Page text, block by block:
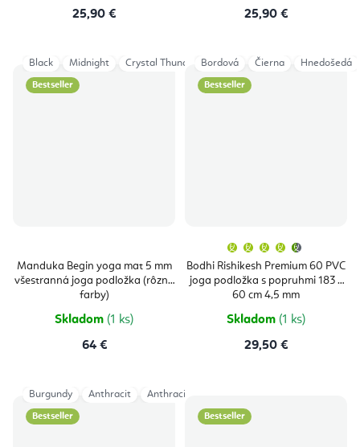
25,90 € 25,90 €
Bestseller
Manduka Begin yoga mat 5 mm
všestranná joga podložka (rôzne
farby)
Skladom (1 ks)
64 €
Black Midnight Crystal Thunder
Bestseller
Bodhi Rishikesh Premium 60 PVC
joga podložka s popruhmi 183 x
60 cm 4,5 mm
produktu
je
4,9
Skladom (1 ks)
29,50 €
Bordová Čierna Hnedošedá
Bestseller
Burgundy Anthracit Anthracite 200cm
Bestseller